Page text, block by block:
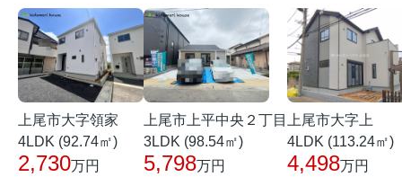
上尾市大字領家
4LDK (92.74㎡)
2,730万円
上尾市上平中央２丁目
3LDK (98.54㎡)
5,798万円
上尾市大字上
4LDK (113.24㎡)
4,498万円